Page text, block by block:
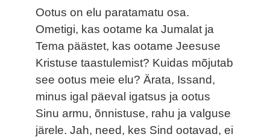
Ootus on elu paratamatu osa.
Ometigi, kas ootame ka Jumalat ja
Tema päästet, kas ootame Jeesuse
Kristuse taastulemist? Kuidas mõjutab
see ootus meie elu? Ärata, Issand,
minus igal päeval igatsus ja ootus
Sinu armu, õnnistuse, rahu ja valguse
järele. Jah, need, kes Sind ootavad, ei